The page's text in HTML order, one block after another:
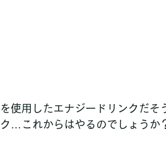
使用したエナジードリンクだそ
…これからはやるのでしょうか